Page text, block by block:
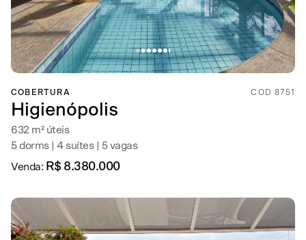
COBERTURA COD 8751
Higienópolis
632 m² úteis
5 dorms | 4 suítes | 5 vagas
Venda: R$ 8.380.000